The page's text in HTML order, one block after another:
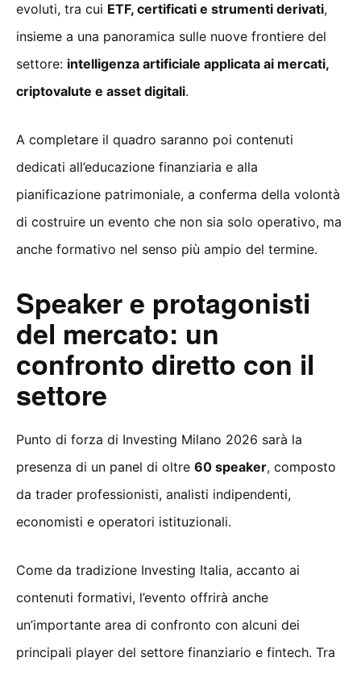
evoluti, tra cui ETF, certificati e strumenti derivati,
insieme a una panoramica sulle nuove frontiere del
settore: intelligenza artificiale applicata ai mercati,
criptovalute e asset digitali.
A completare il quadro saranno poi contenuti
dedicati all’educazione finanziaria e alla
pianificazione patrimoniale, a conferma della volontà
di costruire un evento che non sia solo operativo, ma
anche formativo nel senso più ampio del termine.
Speaker e protagonisti
del mercato: un
confronto diretto con il
settore
Punto di forza di Investing Milano 2026 sarà la
presenza di un panel di oltre 60 speaker, composto
da trader professionisti, analisti indipendenti,
economisti e operatori istituzionali.
Come da tradizione Investing Italia, accanto ai
contenuti formativi, l’evento offrirà anche
un’importante area di confronto con alcuni dei
principali player del settore finanziario e fintech. Tra